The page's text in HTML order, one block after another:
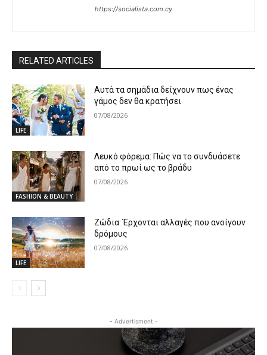
https://socialista.com.cy
RELATED ARTICLES
LIFE
Αυτά τα σημάδια δείχνουν πως ένας
γάμος δεν θα κρατήσει
07/08/2026
FASHION & BEAUTY
Λευκό φόρεμα: Πώς να το συνδυάσετε
από το πρωί ως το βράδυ
07/08/2026
LIFE
Ζώδια: Έρχονται αλλαγές που ανοίγουν
δρόμους
07/08/2026
- Advertisment -